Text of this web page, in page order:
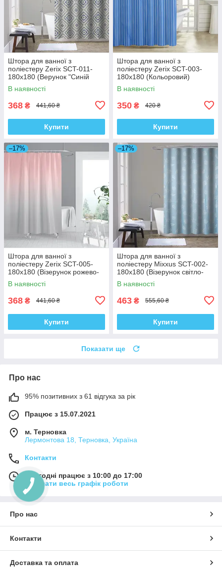
Штора для ванної з
поліестеру Zerix SCT-011-
180x180 (Верунок "Синій
ромб на сірому") (ZX4982)
В наявності
368 ₴ 441,60 ₴
Купити
Штора для ванної з
поліестеру Zerix SCT-003-
180x180 (Кольоровий)
(ZX4994)
В наявності
350 ₴ 420 ₴
Купити
–17%
Штора для ванної з
поліестеру Zerix SCT-005-
180x180 (Візерунок рожево-
сірий) (ZX4989)
В наявності
368 ₴ 441,60 ₴
Купити
–17%
Штора для ванної з
поліестеру Mixxus SCT-002-
180x180 (Візерунок світло-
синій) (AC0649)
В наявності
463 ₴ 555,60 ₴
Купити
Показати ще
Про нас
95% позитивних з 61 відгука за рік
Працює з 15.07.2021
м. Терновка
Лермонтова 18, Терновка, Україна
Контакти
Сьогодні працює з 10:00 до 17:00
Показати весь графік роботи
Про нас
Контакти
Доставка та оплата